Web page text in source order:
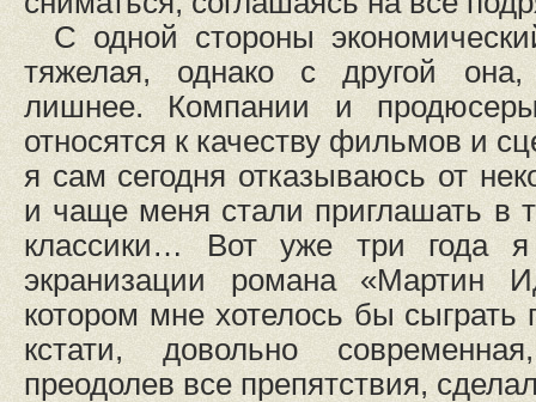
С одной стороны
тяжелая, однако с другой
лишнее. Компании и
относятся к качеству фильмов и
я сам сегодня отказываюсь от
и чаще меня стали приглашать в
классики… Вот уже три года
экранизации романа «Мартин
котором мне хотелось бы
кстати, довольно
преодолев все препятствия,